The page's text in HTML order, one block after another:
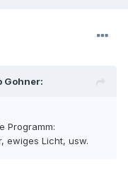
Gohner:
Programm:
ewiges Licht, usw.